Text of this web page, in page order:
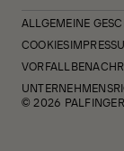
ALLGEMEINE
COOKIES
© 2026